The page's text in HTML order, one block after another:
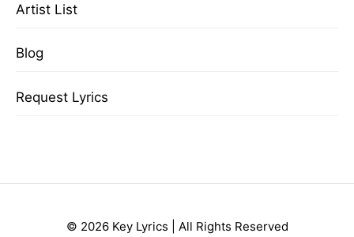
Artist List
Blog
Request Lyrics
© 2026 Key Lyrics | All Rights Reserved